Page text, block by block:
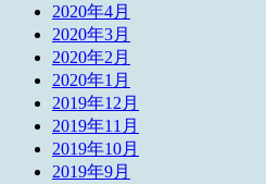
2020年4月
2020年3月
2020年2月
2020年1月
2019年12月
2019年11月
2019年10月
2019年9月